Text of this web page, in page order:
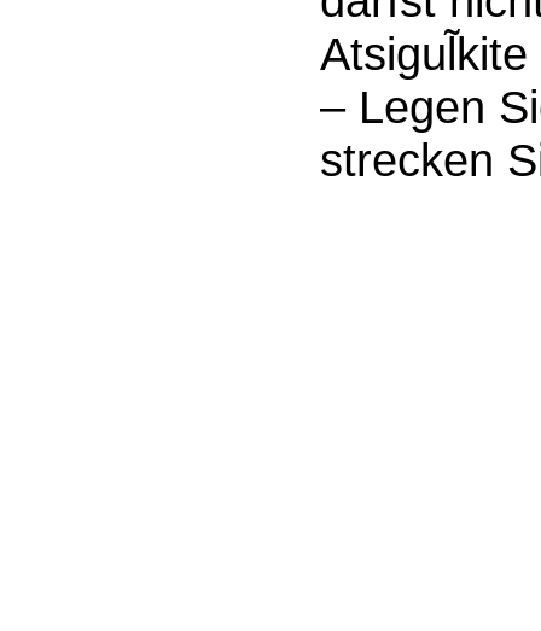
– Legen
strecken